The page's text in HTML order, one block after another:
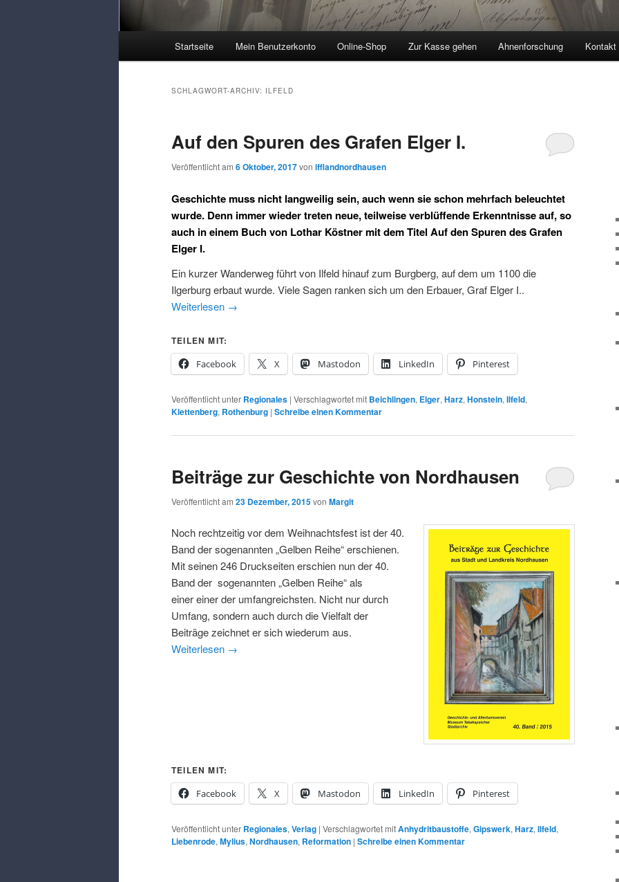
Startseite Mein Benutzerkonto Online-Shop Zur Kasse gehen Ahnenforschung Kontakt
SCHLAGWORT-ARCHIV: ILFELD
Auf den Spuren des Grafen Elger I.
Veröffentlicht am 6 Oktober, 2017von ifflandnordhausen
Geschichte muss nicht langweilig sein, auch wenn sie schon mehrfach beleuchtet
wurde. Denn immer wieder treten neue, teilweise verblüffende Erkenntnisse auf, so
auch in einem Buch von Lothar Köstner mit dem Titel Auf den Spuren des Grafen
Elger I.
Ein kurzer Wanderweg führt von Ilfeld hinauf zum Burgberg, auf dem um 1100 die
Ilgerburg erbaut wurde. Viele Sagen ranken sich um den Erbauer, Graf Elger I..
Weiterlesen →
TEILEN MIT:
Facebook
X Mastodon LinkedIn Pinterest
Veröffentlicht unter Regionales | Verschlagwortet mit Beichlingen, Elger, Harz, Honstein, Ilfeld,
Klettenberg, Rothenburg | Schreibe einen Kommentar
Beiträge zur Geschichte von Nordhausen
Veröffentlicht am 23 Dezember, 2015von Margit
Noch rechtzeitig vor dem Weihnachtsfest ist der 40.
Band der sogenannten „Gelben Reihe“ erschienen.
Mit seinen 246 Druckseiten erschien nun der 40.
Band der sogenannten „Gelben Reihe“ als
einer einer der umfangreichsten. Nicht nur durch
Umfang, sondern auch durch die Vielfalt der
Beiträge zeichnet er sich wiederum aus.
Weiterlesen →
TEILEN MIT:
Facebook
X Mastodon LinkedIn Pinterest
Veröffentlicht unter Regionales, Verlag | Verschlagwortet mitAnhydritbaustoffe, Gipswerk, Harz, Ilfeld,
Liebenrode, Mylius, Nordhausen, Reformation | Schreibe einen Kommentar